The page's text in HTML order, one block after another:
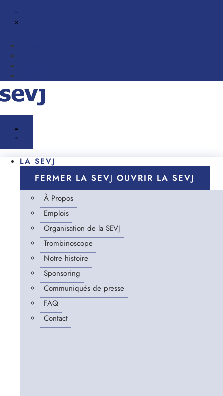
LA SEVJ
FERMER LA SEVJ OUVRIR LA SEVJ
À Propos
Emplois
Organisation de la SEVJ
Trombinoscope
Notre histoire
Sponsoring
Communiqués de presse
FAQ
Contact